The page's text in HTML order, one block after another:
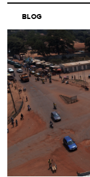
BLOG